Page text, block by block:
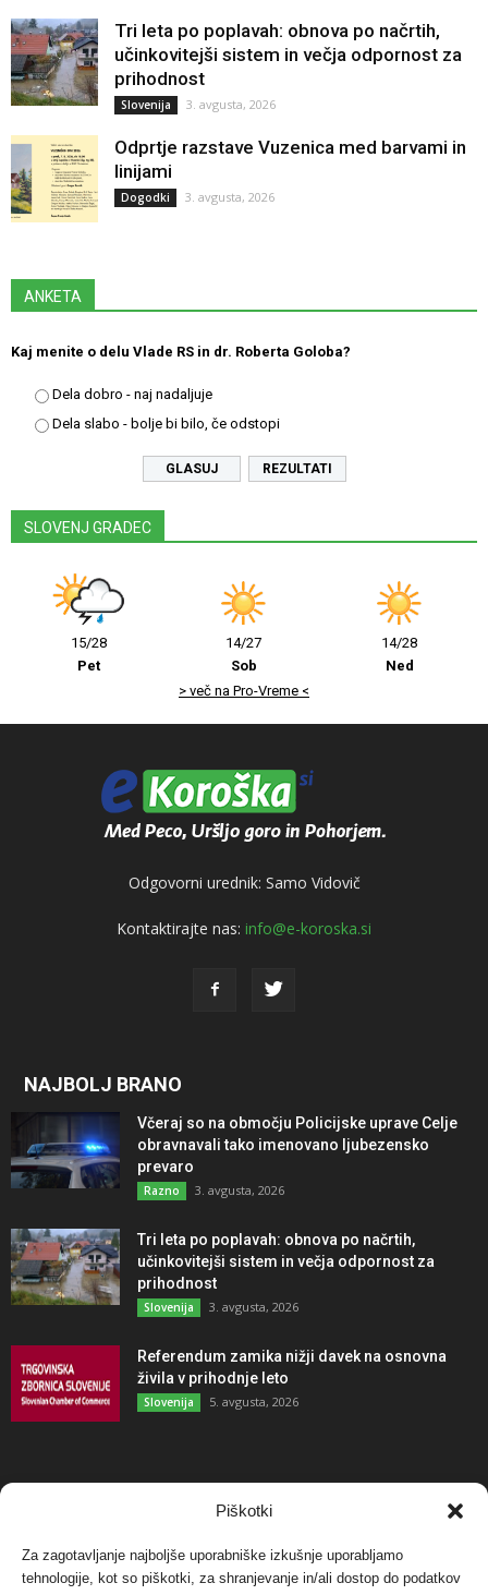
Piškotki
Za zagotavljanje najboljše uporabniške izkušnje uporabljamo
tehnologije, kot so piškotki, za shranjevanje in/ali dostop do podatkov
Tri leta po poplavah: obnova po načrtih,
učinkovitejši sistem in večja odpornost za
prihodnost
Slovenija 3. avgusta, 2026
Odprtje razstave Vuzenica med barvami in
linijami
Dogodki 3. avgusta, 2026
ANKETA
Kaj menite o delu Vlade RS in dr. Roberta Goloba?
Dela dobro - naj nadaljuje
Dela slabo - bolje bi bilo, če odstopi
REZULTATI
SLOVENJ GRADEC
15/28
Pet
14/27
Sob
14/28
Ned
> več na Pro-Vreme <
Odgovorni urednik: Samo Vidovič
Kontaktirajte nas: info@e-koroska.si
NAJBOLJ BRANO
Včeraj so na območju Policijske uprave Celje
obravnavali tako imenovano ljubezensko
prevaro
Razno 3. avgusta, 2026
Tri leta po poplavah: obnova po načrtih,
učinkovitejši sistem in večja odpornost za
prihodnost
Slovenija 3. avgusta, 2026
Referendum zamika nižji davek na osnovna
živila v prihodnje leto
Slovenija 5. avgusta, 2026
NAJBOLJ KOMENTIRANO
Protest proti vetrnim elektrarnam na Ojstrici, v
svetu pa vedno bolj...